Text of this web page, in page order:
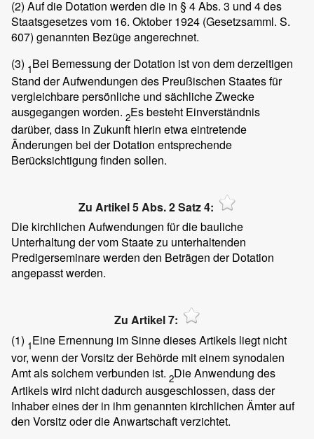
(2) Auf die Dotation werden die in § 4 Abs. 3 und 4 des
Staatsgesetzes vom 16. Oktober 1924 (Gesetzsamml. S.
607) genannten Bezüge angerechnet.
(3) 1Bei Bemessung der Dotation ist von dem derzeitigen
Stand der Aufwendungen des Preußischen Staates für
vergleichbare persönliche und sächliche Zwecke
ausgegangen worden. 2Es besteht Einverständnis
darüber, dass in Zukunft hierin etwa eintretende
Änderungen bei der Dotation entsprechende
Berücksichtigung finden sollen.
Zu Artikel 5 Abs. 2 Satz 4:
Die kirchlichen Aufwendungen für die bauliche
Unterhaltung der vom Staate zu unterhaltenden
Predigerseminare werden den Beträgen der Dotation
angepasst werden.
Zu Artikel 7:
(1) 1Eine Ernennung im Sinne dieses Artikels liegt nicht
vor, wenn der Vorsitz der Behörde mit einem synodalen
Amt als solchem verbunden ist. 2Die Anwendung des
Artikels wird nicht dadurch ausgeschlossen, dass der
Inhaber eines der in ihm genannten kirchlichen Ämter auf
den Vorsitz oder die Anwartschaft verzichtet.